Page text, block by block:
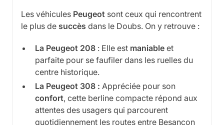
Les véhicules Peugeot sont ceux qui rencontrent
le plus de succès dans le Doubs. On y retrouve :
La Peugeot 208 : Elle est maniable et
parfaite pour se faufiler dans les ruelles du
centre historique.
La Peugeot 308 : Appréciée pour son
confort, cette berline compacte répond aux
attentes des usagers qui parcourent
quotidiennement les routes entre Besançon